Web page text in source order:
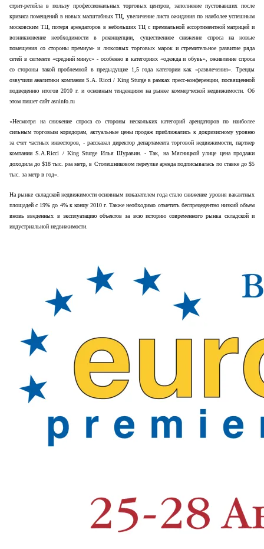
стрит-ретейла в пользу профессиональных торговых центров, заполнение пустовавших после
кризиса помещений в новых масштабных ТЦ, увеличение листа ожидания по наиболее успешным
московским ТЦ, потеря арендаторов в небольших ТЦ с премиальной ассортиментной матрицей и
возникновение необходимости в реконцепции, существенное снижение спроса на новые
помещения со стороны премиум- и люксовых торговых марок и стремительное развитие ряда
сетей в сегменте «средний минус» - особенно в категориях «одежда и обувь», оживление спроса
со стороны такой проблемной в предыдущие 1,5 года категории как «развлечения». Тренды
озвучили аналитики компании S.A. Ricci / King Sturge в рамках пресс-конференции, посвященной
подведению итогов 2010 г. и основным тенденциям на рынке коммерческой недвижимости. Об
этом пишет сайт asninfo.ru
«Несмотря на снижение спроса со стороны нескольких категорий арендаторов по наиболее
сильным торговым коридорам, актуальные цены продаж приближались к докризисному уровню
за счет частных инвесторов, - рассказал директор департамента торговой недвижимости, партнер
компании S.A.Ricci / King Sturge Илья Шуравин. - Так, на Мясницкой улице цена продажи
доходила до $18 тыс.pза метр, в Столешниковом переулке аренда подписывалась по ставке до $5
тыс. за метр в год».
На рынке складской недвижимости основным показателем года стало снижение уровня вакантных
площадей с 19% до 4% к концу 2010 г. Также необходимо отметить беспрецедентно низкий объем
вновь введенных в эксплуатацию объектов за всю историю современного рынка складской и
индустриальной недвижимости.